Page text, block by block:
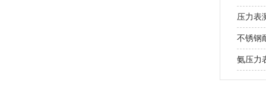
压力表
不锈钢
氨压力